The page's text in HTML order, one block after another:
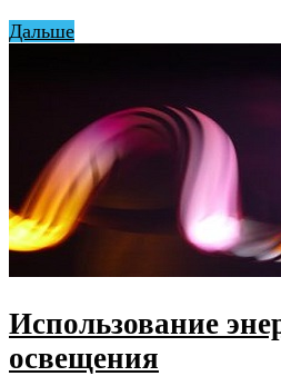
Дальше
Использование
освещения